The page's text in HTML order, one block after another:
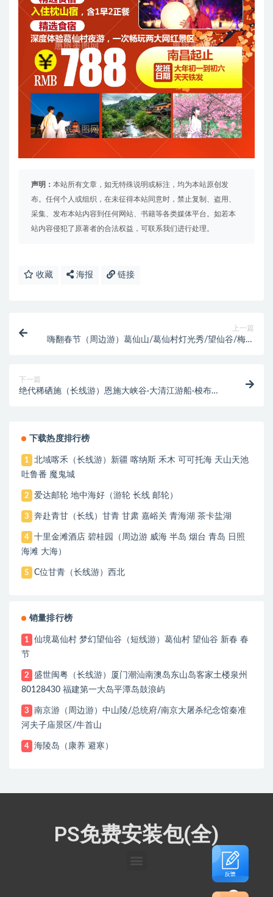
声明： 本站所有文章，如无特殊说明或标注，均为本站原创发
布。任何个人或组织，在未征得本站同意时，禁止复制、盗用、
采集、发布本站内容到任何网站、书籍等各类媒体平台。如若本
站内容侵犯了原著者的合法权益，可联系我们进行处理。
收藏 海报 链接
上一篇
嗨翻春节（周边游）葛仙山/葛仙村灯光秀/望仙谷/梅花
下一篇
绝代稀硒施（长线游）恩施大峡谷·大清江游船·梭布址
下载热度排行榜
1
北域喀禾（长线游）新疆 喀纳斯 禾木 可可托海 天山天池
吐鲁番 魔鬼城
2 爱达邮轮 地中海好（游轮 长线 邮轮）
3 奔赴青甘（长线）甘青 甘肃 嘉峪关 青海湖 茶卡盐湖
4
十里金滩酒店 碧桂园（周边游 威海 半岛 烟台 青岛 日照
海滩 大海）
5 C位甘青（长线游）西北
销量排行榜
1
仙境葛仙村 梦幻望仙谷（短线游）葛仙村 望仙谷 新春 春
节
2
盛世闽粤（长线游）厦门潮汕南澳岛东山岛客家土楼泉州
80128430 福建第一大岛平潭岛鼓浪屿
3
南京游（周边游）中山陵/总统府/南京大屠杀纪念馆秦准
河夫子庙景区/牛首山
4 海陵岛（康养 避寒）
PS免费安装包(全)